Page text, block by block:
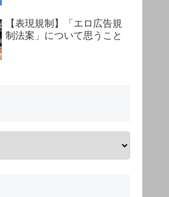
【表現規制】「エロ広告規
制法案」について思うこと